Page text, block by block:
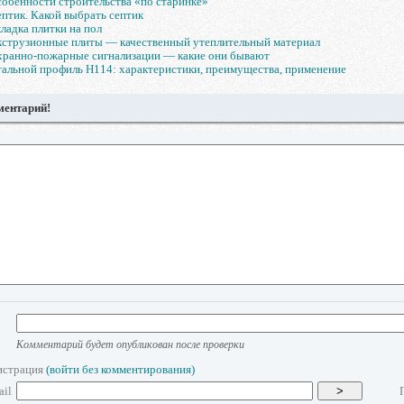
Какой выбрать септик
плитки на пол
плиты — качественный утеплительный материал
пожарные сигнализации — какие они бывают
профиль Н114: характеристики, преимущества, применение
Комментарий будет опубликован после проверки
(войти без комментирования)
>